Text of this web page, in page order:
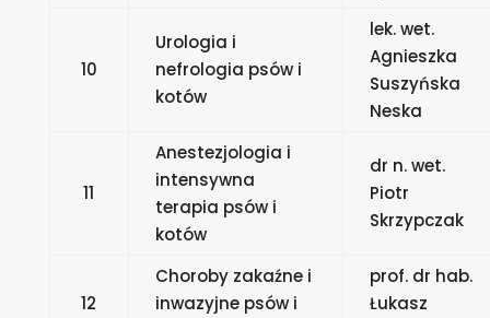
10
Urologia i
nefrologia psów i
kotów
lek. wet.
Agnieszka
Suszyńska
Neska
11
Anestezjologia i
intensywna
terapia psów i
kotów
dr n. wet.
Piotr
Skrzypczak
12
Choroby zakaźne i
inwazyjne psów i
prof. dr hab.
Łukasz